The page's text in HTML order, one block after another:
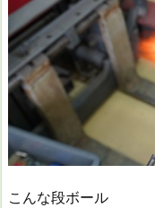
こんな段ボール